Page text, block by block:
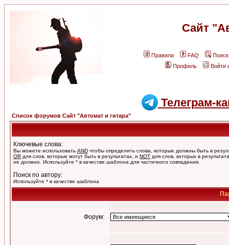
Сайт
Правила FAQ
Поиск
Профиль
Войти
Телеграм-
Список форумов Сайт "Автомат и гитара"
Ключевые слова:
Вы можете использовать AND чтобы определить слова, которые должны быть в
OR для слов, которые могут быть в результатах, и NOT для слов, которых в
не должно. Используйте * в качестве шаблона для частичного совпадения.
Поиск по автору:
Используйте * в качестве шаблона
Форум: